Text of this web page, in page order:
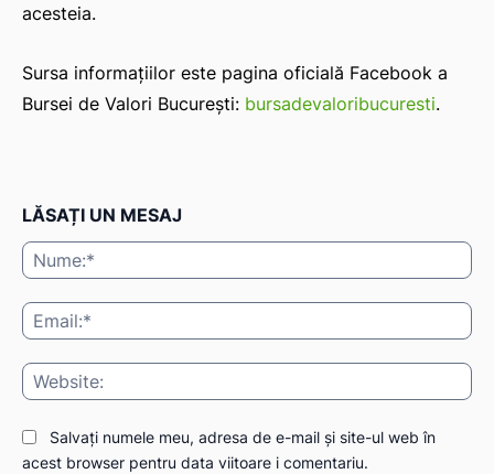
acesteia.
Sursa informațiilor este pagina oficială Facebook a
Bursei de Valori București: bursadevaloribucuresti.
LĂSAȚI UN MESAJ
Salvați numele meu, adresa de e-mail și site-ul web în
acest browser pentru data viitoare i comentariu.